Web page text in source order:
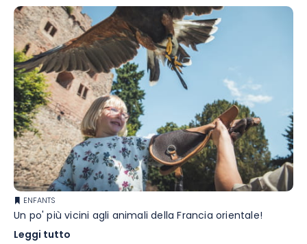
ENFANTS
Un po' più vicini agli animali della Francia orientale!
Leggi tutto